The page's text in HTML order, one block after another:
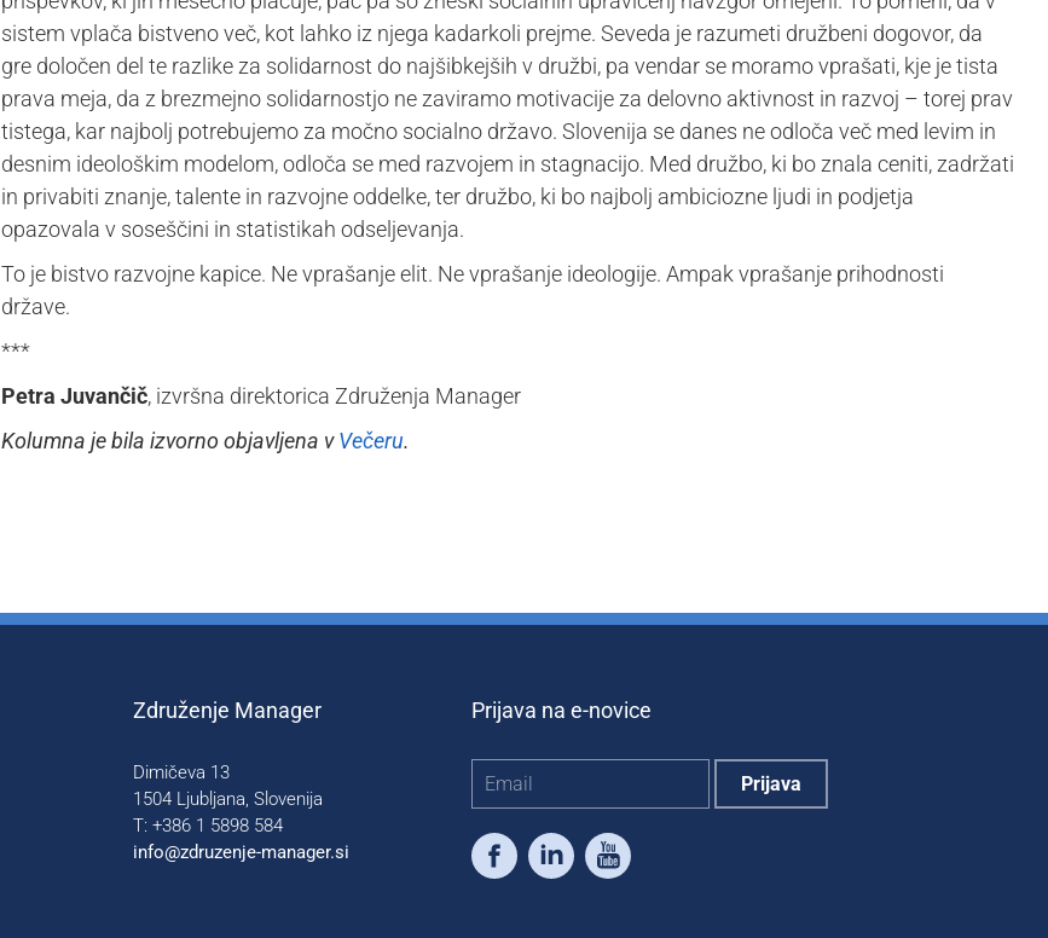
sistem vplača bistveno več, kot lahko iz njega kadarkoli prejme. Seveda je razumeti družbeni dogovor, da
gre določen del te razlike za solidarnost do najšibkejših v družbi, pa vendar se moramo vprašati, kje je tista
prava meja, da z brezmejno solidarnostjo ne zaviramo motivacije za delovno aktivnost in razvoj – torej prav
tistega, kar najbolj potrebujemo za močno socialno državo. Slovenija se danes ne odloča več med levim in
desnim ideološkim modelom, odloča se med razvojem in stagnacijo. Med družbo, ki bo znala ceniti, zadržati
in privabiti znanje, talente in razvojne oddelke, ter družbo, ki bo najbolj ambiciozne ljudi in podjetja
opazovala v soseščini in statistikah odseljevanja.
To je bistvo razvojne kapice. Ne vprašanje elit. Ne vprašanje ideologije. Ampak vprašanje prihodnosti
države.
***
Petra Juvančič, izvršna direktorica Združenja Manager
Kolumna je bila izvorno objavljena vVečeru.
Združenje Manager
Dimičeva 13
1504 Ljubljana, Slovenija
T: +386 1 5898 584
info@zdruzenje-manager.si
Prijava na e-novice
FacebookLinkedInYoutube